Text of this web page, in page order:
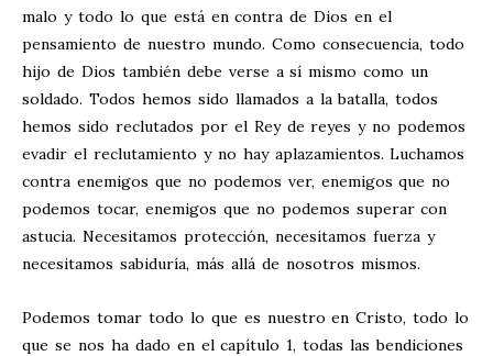
malo y todo lo que está en contra de Dios en el
pensamiento de nuestro mundo. Como consecuencia, todo
hijo de Dios también debe verse a sí mismo como un
soldado. Todos hemos sido llamados a la batalla, todos
hemos sido reclutados por el Rey de reyes y no podemos
evadir el reclutamiento y no hay aplazamientos. Luchamos
contra enemigos que no podemos ver, enemigos que no
podemos tocar, enemigos que no podemos superar con
astucia. Necesitamos protección, necesitamos fuerza y
necesitamos sabiduría, más allá de nosotros mismos.
Podemos tomar todo lo que es nuestro en Cristo, todo lo
que se nos ha dado en el capítulo 1, todas las bendiciones